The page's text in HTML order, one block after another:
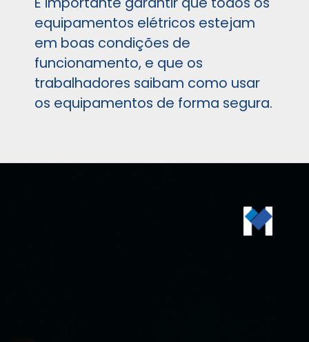
equipamentos elétricos estejam
em boas condições de
funcionamento, e que os
trabalhadores saibam como usar
os equipamentos de forma segura.